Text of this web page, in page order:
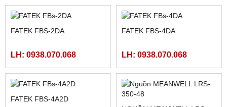
MÀN HÌNH HMIGXU3512 -
7INCH CÓ ETHRNET
LH: 0938.070.068
MÀN HÌNH FUJI HAKKO
V708CD
LH: 0938.070.068